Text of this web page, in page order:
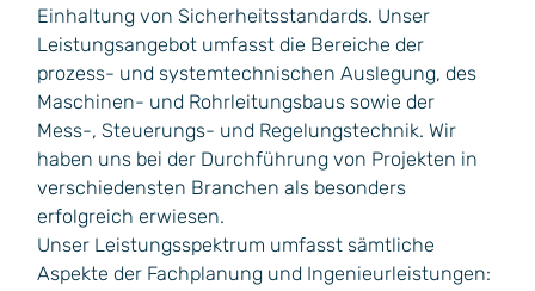
Einhaltung von Sicherheitsstandards. Unser
Leistungsangebot umfasst die Bereiche der
prozess- und systemtechnischen Auslegung, des
Maschinen- und Rohrleitungsbaus sowie der
Mess-, Steuerungs- und Regelungstechnik. Wir
haben uns bei der Durchführung von Projekten in
verschiedensten Branchen als besonders
erfolgreich erwiesen.
Unser Leistungsspektrum umfasst sämtliche
Aspekte der Fachplanung und Ingenieurleistungen: